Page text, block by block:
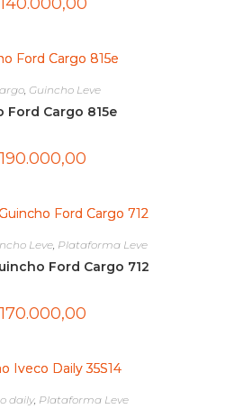
140.000,00
, Guincho Leve
Ford Cargo 815e
190.000,00
Leve, Plataforma Leve
Ford Cargo 712
170.000,00
daily, Plataforma Leve